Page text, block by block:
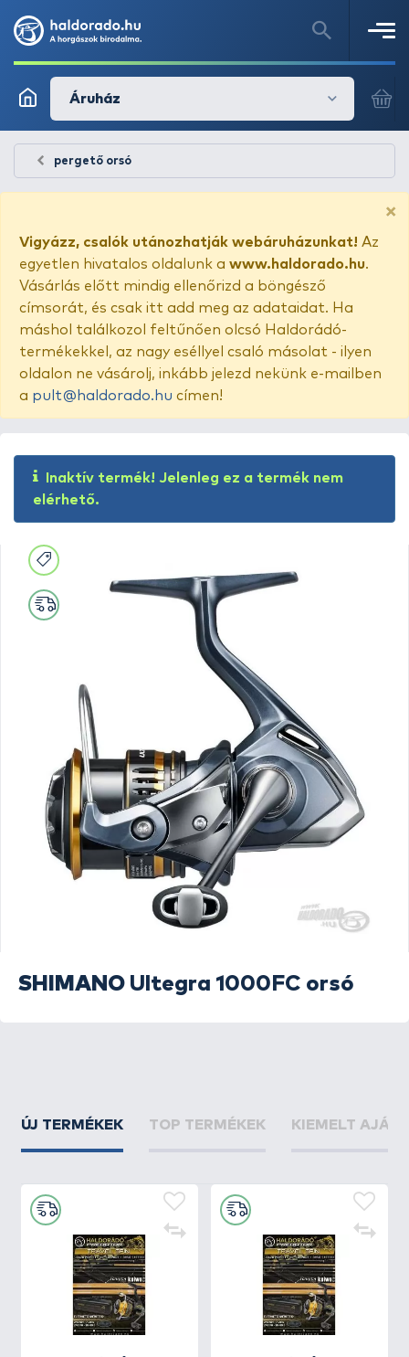
Áruház
pergető orsó
×
Vigyázz, csalók utánozhatják webáruházunkat! Az
egyetlen hivatalos oldalunk a www.haldorado.hu.
Vásárlás előtt mindig ellenőrizd a böngésző
címsorát, és csak itt add meg az adataidat. Ha
máshol találkozol feltűnően olcsó Haldorádó-
termékekkel, az nagy eséllyel csaló másolat - ilyen
oldalon ne vásárolj, inkább jelezd nekünk e-mailben
a pult@haldorado.hu címen!
Inaktív termék! Jelenleg ez a termék nem
elérhető.
SHIMANO Ultegra 1000FC orsó
ÚJ TERMÉKEK TOP TERMÉKEK KIEMELT